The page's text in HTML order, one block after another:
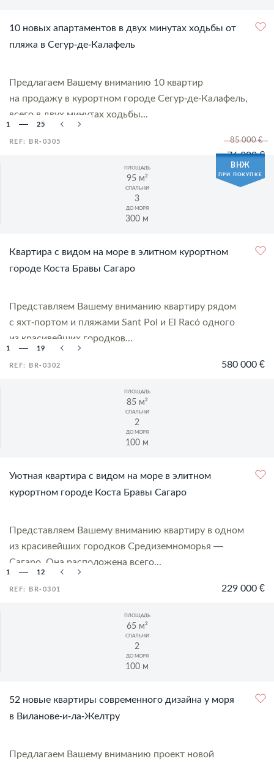
10 новых апартаментов в двух минутах ходьбы от
пляжа в Сегур-де-Калафель
Предлагаем Вашему вниманию 10 квартир
на продажу в курортном городе Сегур-де-Калафель,
всего в двух минутах ходьбы...
REF: BR-0305 85 000 €
76 000 €
1 25
ВНЖ
ПРИ ПОКУПКЕ
ПЛОЩАДЬ
95 м²
СПАЛЬНИ
3
ДО МОРЯ
300 м
Квартира с видом на море в элитном курортном
городе Коста Бравы Сагаро
Представляем Вашему вниманию квартиру рядом
с яхт-портом и пляжами Sant Pol и El Racó одного
из красивейших городков...
REF: BR-0302 580 000 €
1 19
ПЛОЩАДЬ
85 м²
СПАЛЬНИ
2
ДО МОРЯ
100 м
Уютная квартира с видом на море в элитном
курортном городе Коста Бравы Сагаро
Представляем Вашему вниманию квартиру в одном
из красивейших городков Средиземноморья —
Сагаро. Она расположена всего...
REF: BR-0301 229 000 €
1 12
ПЛОЩАДЬ
65 м²
СПАЛЬНИ
2
ДО МОРЯ
100 м
52 новые квартиры современного дизайна у моря
в Виланове-и-ла-Желтру
Предлагаем Вашему вниманию проект новой